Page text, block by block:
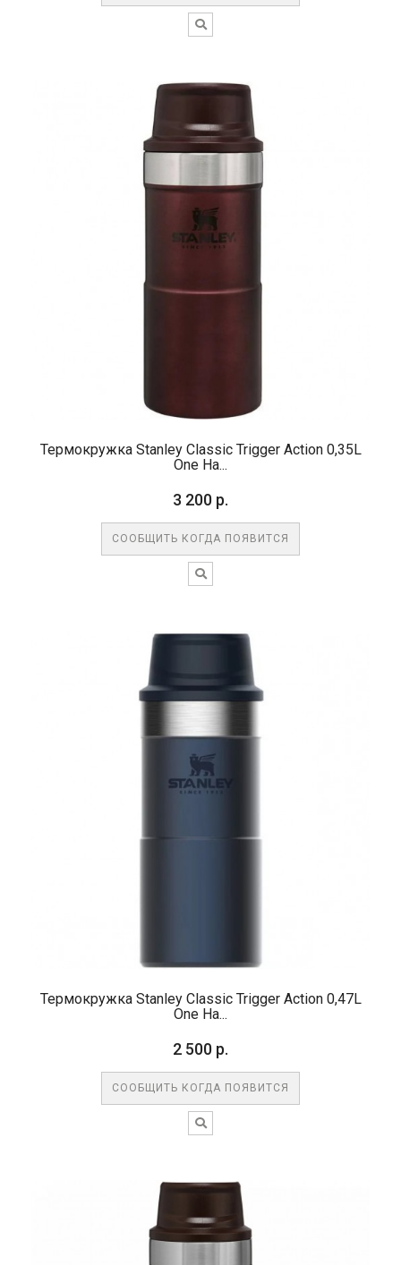
Термокружка Stanley Classic Trigger Action 0,35L
One Ha...
3 200 р.
СООБЩИТЬ КОГДА ПОЯВИТСЯ
Термокружка Stanley Classic Trigger Action 0,47L
One Ha...
2 500 р.
СООБЩИТЬ КОГДА ПОЯВИТСЯ